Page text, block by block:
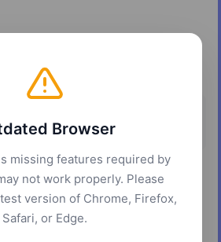
のカラーパレットを生成・閲覧する
配色を作成、探索、管理するため
ます。ユーザーはパレットの生成、
トラスト比の確認、さまざまなコン
可視化が可能です。また、このプラ
Browser
missing features required by
not work properly. Please
version of Chrome, Firefox,
Safari, or Edge.